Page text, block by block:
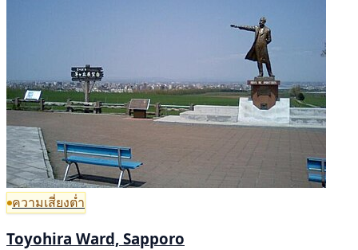
ความเสี่ยงต่ำ
Toyohira Ward, Sapporo